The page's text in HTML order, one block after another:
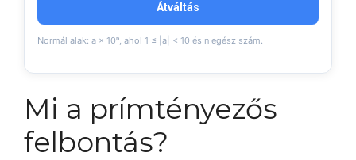
Átváltás
Normál alak: a × 10ⁿ, ahol 1 ≤ |a| < 10 és n egész szám.
Mi a prímtényezős
felbontás?